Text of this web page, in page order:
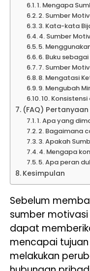
1. Mengapa
2. Sumber
3. Kata-kata
4. Sumber
5.
6. Buku
7. Sumber
8. Mengatasi
9. Mengubah
10.
(FAQ)
1. Apa yang
2. Bagaimana
3. Apakah
4. Mengapa
5. Apa peran
Kesimpulan
Sebelum
sumber
dapat
mencapai
melakukan